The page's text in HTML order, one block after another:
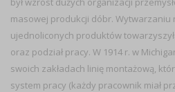
masowej produkcji dóbr. Wytwarzaniu
ujednoliconych produktów
oraz podział pracy. W 1914 r. w
swoich zakładach linię montażową,
system pracy (każdy pracownik miał